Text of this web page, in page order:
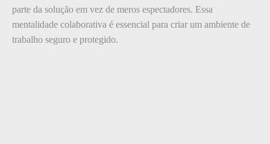
parte da solução em vez de meros espectadores. Essa
mentalidade colaborativa é essencial para criar um ambiente de
trabalho seguro e protegido.